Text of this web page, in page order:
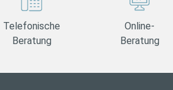
Telefonische
Beratung
Online-
Beratung